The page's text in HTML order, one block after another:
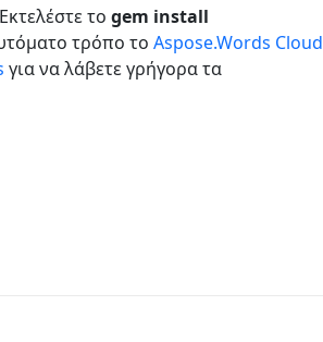
το gem install
τρόπο το Aspose.Words Cloud
για να λάβετε γρήγορα τα